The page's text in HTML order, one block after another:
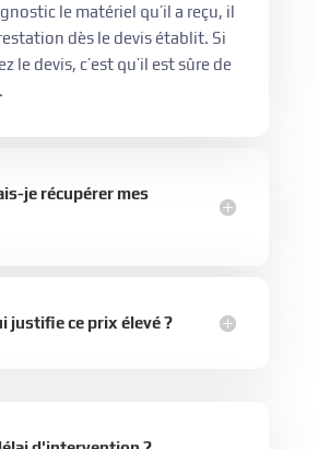
le matériel qu’il a reçu, il
dès le devis établit. Si
le devis, c’est qu’il est sûre de
je récupérer mes
justifie ce prix élevé ?